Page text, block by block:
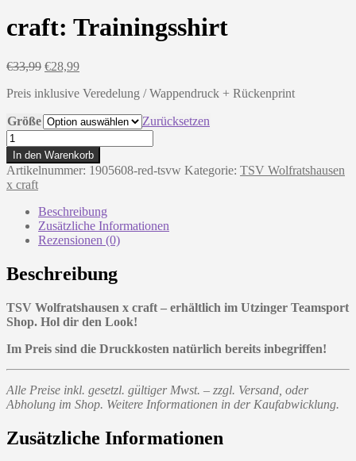
craft: Trainingsshirt
€33,99 Ursprünglicher
war:
€28,99Aktueller
ist:
Preis inklusive Veredelung / Wappendruck + Rückenprint
Größe
Zurücksetzen
craft:
Trainingsshirt
Menge
In den Warenkorb
Artikelnummer: 1905608-red-tsvw Kategorie: TSV Wolfratshausen
x craft
Beschreibung
Zusätzliche Informationen
Rezensionen (0)
Beschreibung
TSV Wolfratshausen x craft – erhältlich im Utzinger Teamsport
Shop. Hol dir den Look!
Im Preis sind die Druckkosten natürlich bereits inbegriffen!
Alle Preise inkl. gesetzl. gültiger Mwst. – zzgl. Versand, oder
Abholung im Shop. Weitere Informationen in der Kaufabwicklung.
Zusätzliche Informationen